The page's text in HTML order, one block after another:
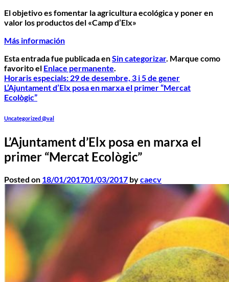
El objetivo es fomentar la agricultura ecológica y poner en
valor los productos del «Camp d’Elx»
Más información
Esta entrada fue publicada enSin categorizar. Marque como
favorito el Enlace permanente.
Horaris especials: 29 de desembre, 3 i 5 de gener
L’Ajuntament d’Elx posa en marxa el primer “Mercat
Ecològic”
Uncategorized @val
L’Ajuntament d’Elx posa en marxa el
primer “Mercat Ecològic”
Posted on 18/01/201701/03/2017 bycaecv